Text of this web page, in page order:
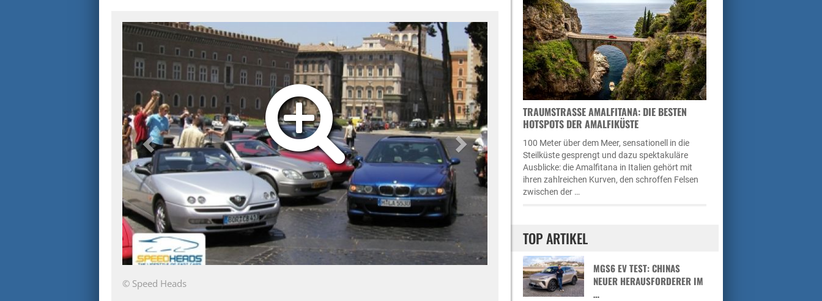
© Speed Heads
TRAUMSTRASSE AMALFITANA: DIE BESTEN H
OTSPOTS DER AMALFIKÜSTE
100 Meter über dem Meer, sensationell in die
Steilküste gesprengt und dazu spektakuläre
Ausblicke: die Amalfitana in Italien gehört mit
ihren zahlreichen Kurven, den schroffen Felsen
zwischen der …
TOP ARTIKEL
MGS6 EV TEST: CHINAS
NEUER HERAUSFORDERER IM
…